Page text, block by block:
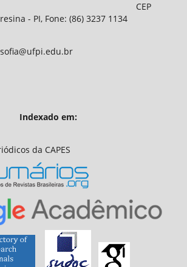
- PI, Fone: (86) 3237 1134
Indexado em: